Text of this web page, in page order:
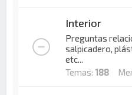
Interior
Preguntas
salpicadero,
etc...
Temas:188